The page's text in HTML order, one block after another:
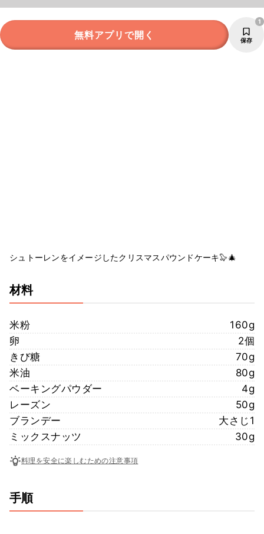
無料アプリで開く 保存
1
シュトーレンをイメージしたクリスマスパウンドケーキ🦭🎄
材料
米粉
160g
卵
2個
きび糖
70g
米油
80g
ベーキングパウダー
4g
レーズン
50g
ブランデー
大さじ1
ミックスナッツ
30g
料理を安全に楽しむための注意事項
手順